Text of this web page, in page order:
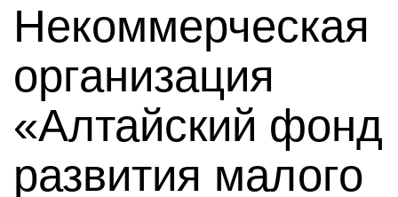
Некоммерческая
организация
«Алтайский фонд
развития малого